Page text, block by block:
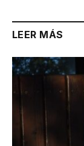
LEER MÁS